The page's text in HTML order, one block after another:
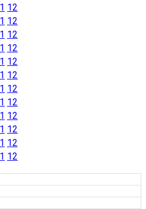
12
12
12
12
12
12
12
12
12
12
12
12